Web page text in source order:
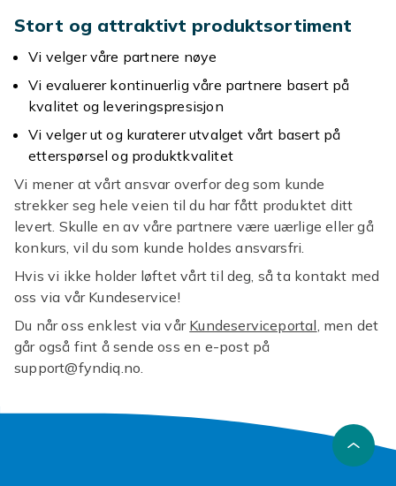
Stort og attraktivt produktsortiment
Vi velger våre partnere nøye
Vi evaluerer kontinuerlig våre partnere basert på
kvalitet og leveringspresisjon
Vi velger ut og kuraterer utvalget vårt basert på
etterspørsel og produktkvalitet
Vi mener at vårt ansvar overfor deg som kunde
strekker seg hele veien til du har fått produktet ditt
levert. Skulle en av våre partnere være uærlige eller gå
konkurs, vil du som kunde holdes ansvarsfri.
Hvis vi ikke holder løftet vårt til deg, så ta kontakt med
oss via vår Kundeservice!
Du når oss enklest via vår Kundeserviceportal, men det
går også fint å sende oss en e-post på
support@fyndiq.no.